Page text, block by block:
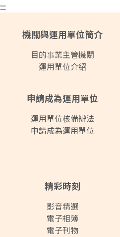
:::
機關與運用單位簡介
目的事業主管機關
運用單位介紹
申請成為運用單位
運用單位核備辦法
申請成為運用單位
精彩時刻
影音精選
電子相簿
電子刊物